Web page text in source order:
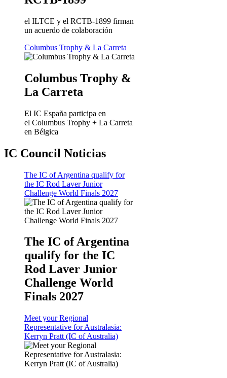
el ILTCE y el RCTB-1899 firman
un acuerdo de colaboración
Columbus Trophy & La Carreta
Columbus Trophy &
La Carreta
El IC España participa en
el Columbus Trophy + La Carreta
en Bélgica
IC Council Noticias
The IC of Argentina qualify for
the IC Rod Laver Junior
Challenge World Finals 2027
The IC of Argentina
qualify for the IC
Rod Laver Junior
Challenge World
Finals 2027
Meet your Regional
Representative for Australasia:
Kerryn Pratt (IC of Australia)